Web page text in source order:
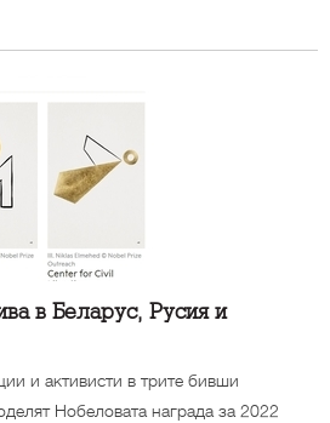
в Беларус, Русия и
и активисти в трите бивши
Нобеловата награда за 2022